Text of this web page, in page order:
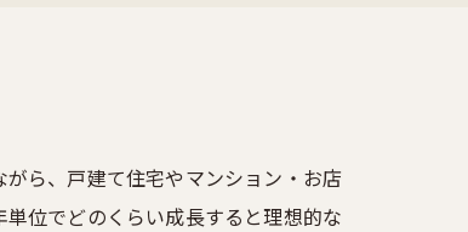
ら、戸建て住宅やマンション・お店
位でどのくらい成長すると理想的な